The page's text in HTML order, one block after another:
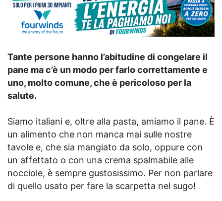
Tante persone hanno l’abitudine di congelare il
pane ma c’è un modo per farlo correttamente e
uno, molto comune, che è pericoloso per la
salute.
Siamo italiani e, oltre alla pasta, amiamo il pane. È
un alimento che non manca mai sulle nostre
tavole e, che sia mangiato da solo, oppure con
un affettato o con una crema spalmabile alle
nocciole, è sempre gustosissimo. Per non parlare
di quello usato per fare la scarpetta nel sugo!